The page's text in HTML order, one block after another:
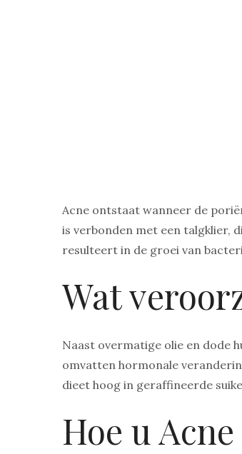
Acne ontstaat wanneer de
is verbonden met een talgklier,
resulteert in de groei van
Wat
Naast overmatige olie en dode
omvatten hormonale
dieet hoog in geraffineerde
Hoe u